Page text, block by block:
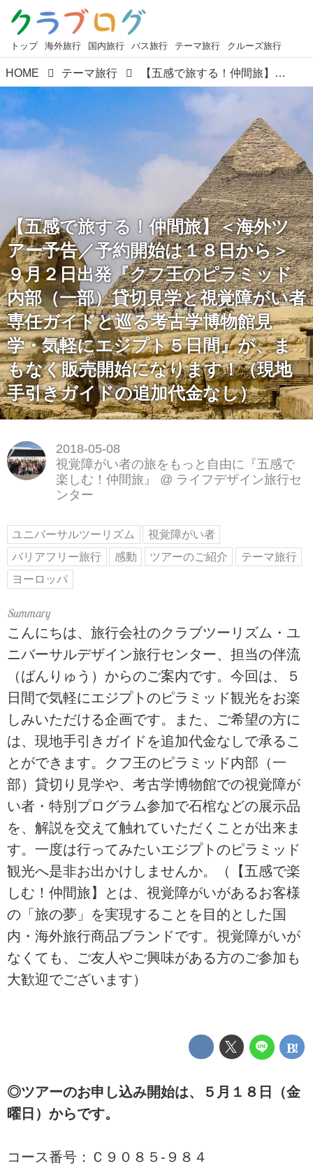
トップ 海外旅行 国内旅行 バス旅行 テーマ旅行 クルーズ旅行
HOME テーマ旅行 【五感で旅する！仲間旅】＜海外ツアー予告／予約開始は１８日から＞９月２日出発『クフ王のピラミッド内部（一部）貸切見学と視覚障がい者専任ガイドと巡る考古学博物館見学・気軽にエジプト５日間』が、まもなく販売開始になります！（現地手引きガイドの追加代金なし）
【五感で旅する！仲間旅】＜海外ツ
アー予告／予約開始は１８日から＞
９月２日出発『クフ王のピラミッド
内部（一部）貸切見学と視覚障がい者
専任ガイドと巡る考古学博物館見
学・気軽にエジプト５日間』が、ま
もなく販売開始になります！（現地
手引きガイドの追加代金なし）
2018-05-08
視覚障がい者の旅をもっと自由に『五感で
楽しむ！仲間旅』
@ ライフデザイン旅行セ
ンター
ユニバーサルツーリズム
視覚障がい者
バリアフリー旅行
感動 ツアーのご紹介
テーマ旅行
ヨーロッパ
こんにちは、旅行会社のクラブツーリズム・ユ
ニバーサルデザイン旅行センター、担当の伴流
（ばんりゅう）からのご案内です。今回は、５
日間で気軽にエジプトのピラミッド観光をお楽
しみいただける企画です。また、ご希望の方に
は、現地手引きガイドを追加代金なしで承るこ
とができます。クフ王のピラミッド内部（一
部）貸切り見学や、考古学博物館での視覚障が
い者・特別プログラム参加で石棺などの展示品
を、解説を交えて触れていただくことが出来ま
す。一度は行ってみたいエジプトのピラミッド
観光へ是非お出かけしませんか。（【五感で楽
しむ！仲間旅】とは、視覚障がいがあるお客様
の「旅の夢」を実現することを目的とした国
内・海外旅行商品ブランドです。視覚障がいが
なくても、ご友人やご興味がある方のご参加も
大歓迎でございます）
◎ツアーのお申し込み開始は、５月１８日（金
曜日）からです。
コース番号：Ｃ９０８５-９８４